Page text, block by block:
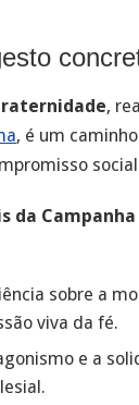
,
, é um
da
sobre a
viva da fé.
e a